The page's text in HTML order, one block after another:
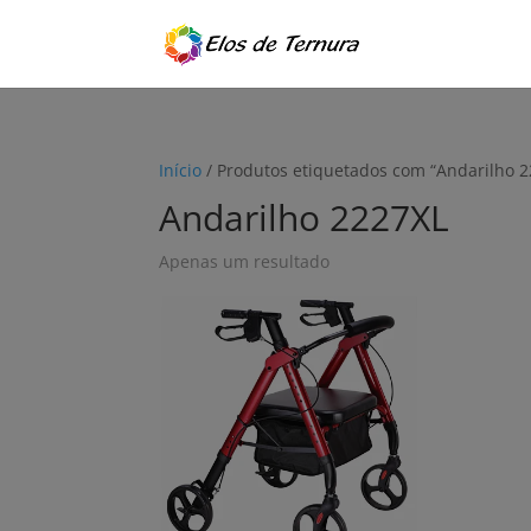
Início / Produtos etiquetados com “Andarilho
Andarilho 2227XL
Apenas um resultado